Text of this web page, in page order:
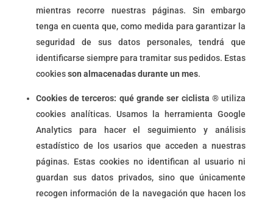
mientras recorre nuestras páginas. Sin embargo
tenga en cuenta que, como medida para garantizar la
seguridad de sus datos personales, tendrá que
identificarse siempre para tramitar sus pedidos. Estas
cookiesson almacenadas durante un mes.
Cookies de terceros: qué grande ser ciclista ®utiliza
cookies analíticas. Usamos la herramienta Google
Analytics para hacer el seguimiento y análisis
estadístico de los usarios que acceden a nuestras
páginas. Estas cookies no identifican al usuario ni
guardan sus datos privados, sino que únicamente
recogen información de la navegación que hacen los